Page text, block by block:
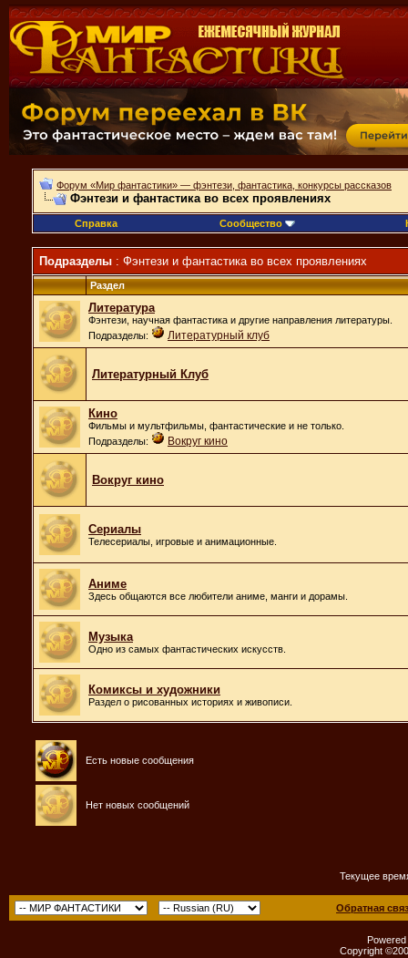
Форум «Мир фантастики» — фэнтези, фантастика, конкурсы рассказов
Фэнтези и фантастика во всех проявлениях
Справка Сообщество
Подразделы : Фэнтези и фантастика во всех проявлениях
Раздел
Литература
Фэнтези, научная фантастика и другие направления литературы.
Подразделы:
Литературный клуб
Литературный Клуб
Кино
Фильмы и мультфильмы, фантастические и не только.
Подразделы:
Вокруг кино
Вокруг кино
Сериалы
Телесериалы, игровые и анимационные.
Аниме
Здесь общаются все любители аниме, манги и дорамы.
Музыка
Одно из самых фантастических искусств.
Комиксы и художники
Раздел о рисованных историях и живописи.
Есть новые сообщения
Нет новых сообщений
Текущее
Обратная
Copyright